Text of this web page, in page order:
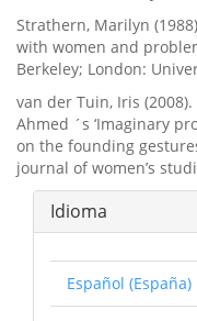
Strathern, Marilyn
with women and
Berkeley; London:
van der Tuin, Iris
Ahmed ´s ‘Imaginary
on the founding
journal of women’s
Idioma
Español (España)